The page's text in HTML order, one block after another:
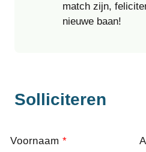
match zijn,
nieuwe baan!
Solliciteren
this
Voornaam